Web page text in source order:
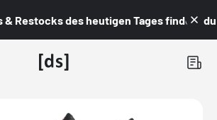
Restocks des heutigen Tages findest du